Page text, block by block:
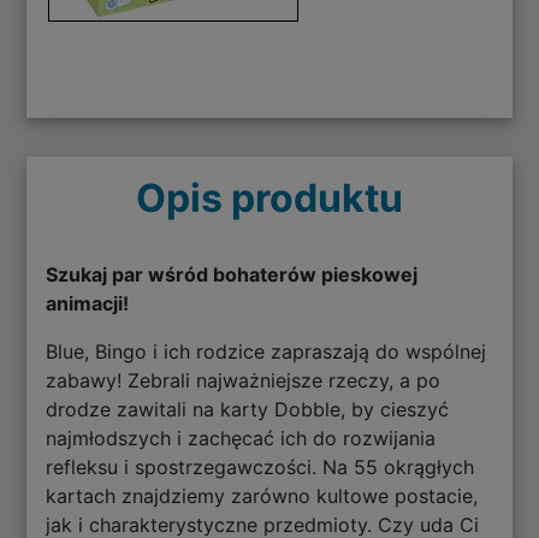
Opis produktu
Szukaj par wśród bohaterów pieskowej
animacji!
Blue, Bingo i ich rodzice zapraszają do wspólnej
zabawy! Zebrali najważniejsze rzeczy, a po
drodze zawitali na karty Dobble, by cieszyć
najmłodszych i zachęcać ich do rozwijania
refleksu i spostrzegawczości. Na 55 okrągłych
kartach znajdziemy zarówno kultowe postacie,
jak i charakterystyczne przedmioty. Czy uda Ci